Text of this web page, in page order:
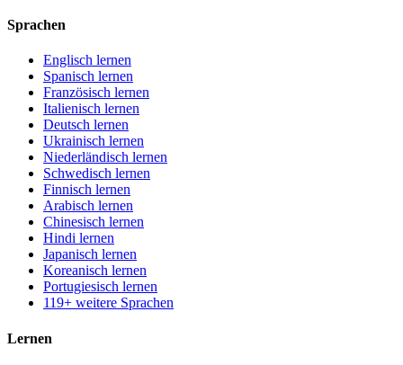
Sprachen
Englisch lernen
Spanisch lernen
Französisch lernen
Italienisch lernen
Deutsch lernen
Ukrainisch lernen
Niederländisch lernen
Schwedisch lernen
Finnisch lernen
Arabisch lernen
Chinesisch lernen
Hindi lernen
Japanisch lernen
Koreanisch lernen
Portugiesisch lernen
119+ weitere Sprachen
Lernen